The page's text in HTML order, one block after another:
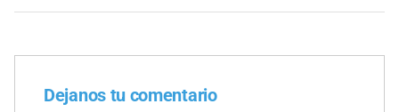
Dejanos tu comentario